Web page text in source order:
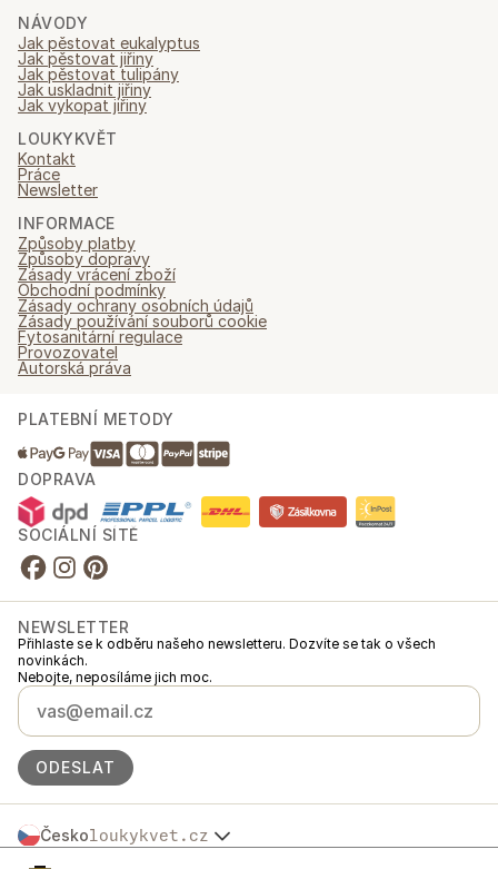
NÁVODY
Jak pěstovat eukalyptus
Jak pěstovat jiřiny
Jak pěstovat tulipány
Jak uskladnit jiřiny
Jak vykopat jiřiny
LOUKYKVĚT
Kontakt
Práce
Newsletter
INFORMACE
Způsoby platby
Způsoby dopravy
Zásady vrácení zboží
Obchodní podmínky
Zásady ochrany osobních údajů
Zásady používání souborů cookie
Fytosanitární regulace
Provozovatel
Autorská práva
PLATEBNÍ METODY
DOPRAVA
SOCIÁLNÍ SÍTĚ
NEWSLETTER
Přihlaste se k odběru našeho newsletteru. Dozvíte se tak o všech
novinkách.
Nebojte, neposíláme jich moc.
ODESLAT
Českoloukykvet.cz